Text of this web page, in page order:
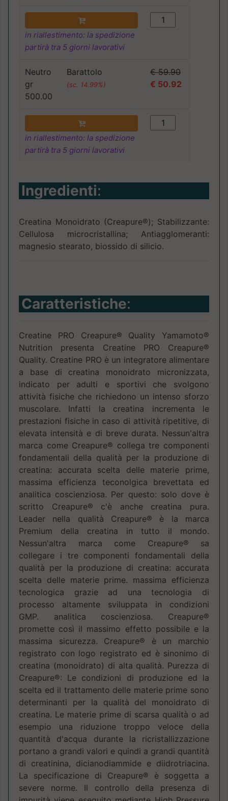
in riallestimento: la spedizione
partirà tra 5 giorni lavorativi
Neutro
gr
500.00
Barattolo
(sc. 14.99%)
€ 59.90
€ 50.92
in riallestimento: la spedizione
partirà tra 5 giorni lavorativi
Ingredienti:
Creatina Monoidrato (Creapure®); Stabilizzante:
Cellulosa microcristallina; Antiagglomeranti:
magnesio stearato, biossido di silicio.
Caratteristiche:
Creatine PRO Creapure® Quality Yamamoto®
Nutrition presenta Creatine PRO Creapure®
Quality. Creatine PRO è un integratore alimentare
a base di creatina monoidrato micronizzata,
indicato per adulti e sportivi che svolgono
attività fisiche che richiedono un intenso sforzo
muscolare. Infatti la creatina incrementa le
prestazioni fisiche in caso di attività ripetitive, di
elevata intensità e di breve durata. Nessun'altra
marca come Creapure® collega tre componenti
fondamentali della qualità per la produzione di
creatina: accurata scelta delle materie prime,
massima efficienza teconolgica brevettata ed
analitica coscienziosa. Per questo: solo dove è
scritto Creapure® c'è anche creatina pura.
Leader nella qualità Creapure® è la marca
Premium della creatina in tutto il mondo.
Nessun'altra marca come Creapure® sa
collegare i tre componenti fondamentali della
qualità per la produzione di creatina: accurata
scelta delle materie prime. massima efficienza
tecnologica grazie ad una tecnologia di
processo altamente sviluppata in condizioni
GMP. analitica coscienziosa. Creapure®
promette così il massimo effetto possibile e la
massima sicurezza. Creapure® è un marchio
registrato con logo registrato ed è sinonimo di
creatina (monoidrato) di alta qualità. Purezza di
Creapure®: Le condizioni di produzione ed la
scelta ed il trattamento delle materie prime sono
determinanti per la qualità del monoidrato di
creatina. Le materie prime di scarsa qualità o ad
esempio una riduzione troppo veloce della
quantità d'acqua durante la ricristallizzazione
portano a grandi valori e quindi a grandi quantità
di creatinina, dicianodiammide e diidrotriacina.
La specificazione di Creapure® è soggetta a
severe norme. Il controllo della presenza di